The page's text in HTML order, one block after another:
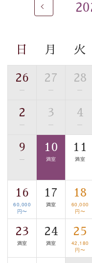
貸切温泉風呂
（40
眺望はございません
■諏訪大社4社を巡る無
豊富な知識を持った
は【3日前まで】にお
※交通規制などによ
以上がプラン内容です
上諏訪温泉“しんゆ”な
るお部屋、 大人のた
癒される宿で贅沢に
さい。
日 月 火
26
—
27
—
28
—
2
—
3
—
4
—
9
—
10
満室
11
満室
16
60,000
円〜
17
満室
18
60,000
円〜
23
満室
24
満室
25
42,180
円〜